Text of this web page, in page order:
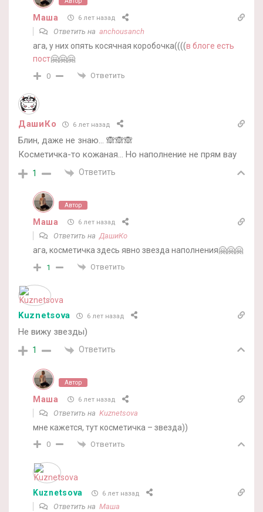
Маша 6 лет назад
Ответить на anchousanch
ага, у них опять косячная коробочка((((в блоге есть
пост🤗🤗🤗
0 Ответить
ДашиКо 6 лет назад
Блин, даже не знаю… 🙈🙈🙈
Косметичка-то кожаная… Но наполнение не прям вау
1 Ответить
Автор
Маша 6 лет назад
Ответить на ДашиКо
ага, косметичка здесь явно звезда наполнения🤗🤗🤗
1 Ответить
Kuznetsova 6 лет назад
Не вижу звезды)
1 Ответить
Автор
Маша 6 лет назад
Ответить на Kuznetsova
мне кажется, тут косметичка – звезда))
0 Ответить
Kuznetsova 6 лет назад
Ответить на Маша